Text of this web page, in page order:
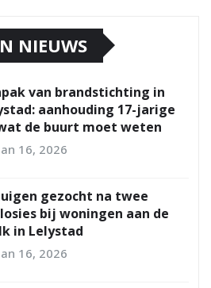
NIEUWS
van brandstichting in
aanhouding 17-jarige
de buurt moet weten
16, 2026
gezocht na twee
bij woningen aan de
in Lelystad
16, 2026